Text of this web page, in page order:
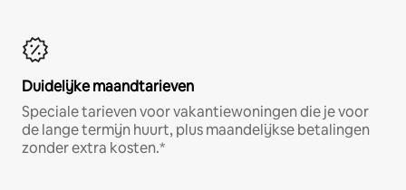
Duidelijke maandtarieven
Speciale tarieven voor vakantiewoningen die je voor
de lange termijn huurt, plus maandelijkse betalingen
zonder extra kosten.*